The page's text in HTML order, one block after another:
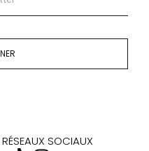
SOCIAUX